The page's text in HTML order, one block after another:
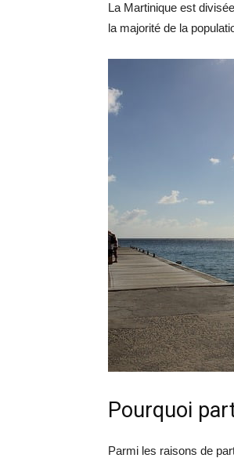
La Martinique est
la majorité de la
Pourquoi
Parmi les raisons de